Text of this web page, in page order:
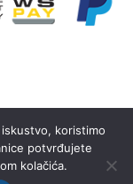
koristimo
potvrđujete
kolačića.